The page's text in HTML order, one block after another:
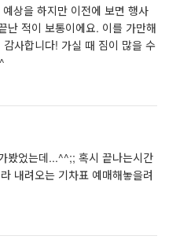
상을 하지만 이전에 보면 행사
적이 보통이에요. 이를 가만해
사합니다! 가실 때 짐이 많을 수
봤었는데...^^;; 혹시 끝나는시간
내려오는 기차표 예매해놓을려